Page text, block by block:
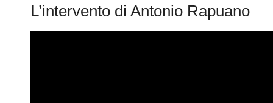
L’intervento di Antonio Rapuano